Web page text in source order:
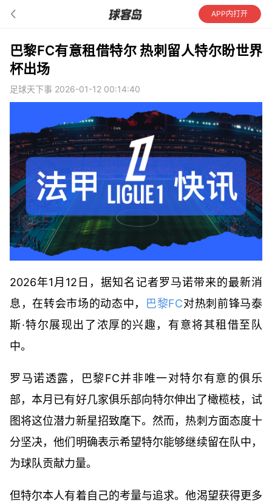
APP内打开
巴黎FC有意租借特尔 热刺留人特尔盼世界
杯出场
足球天下事 2026-01-12 00:14:40
2026年1月12日，据知名记者罗马诺带来的最新消
息，在转会市场的动态中， 巴黎FC对热刺前锋马泰
斯·特尔展现出了浓厚的兴趣，有意将其租借至队
中。
罗马诺透露，巴黎FC并非唯一对特尔有意的俱乐
部，本月已有好几家俱乐部向特尔伸出了橄榄枝，试
图将这位潜力新星招致麾下。然而，热刺方面态度十
分坚决，他们明确表示希望特尔能够继续留在队中，
为球队贡献力量。
但特尔本人有着自己的考量与追求。他渴望获得更多